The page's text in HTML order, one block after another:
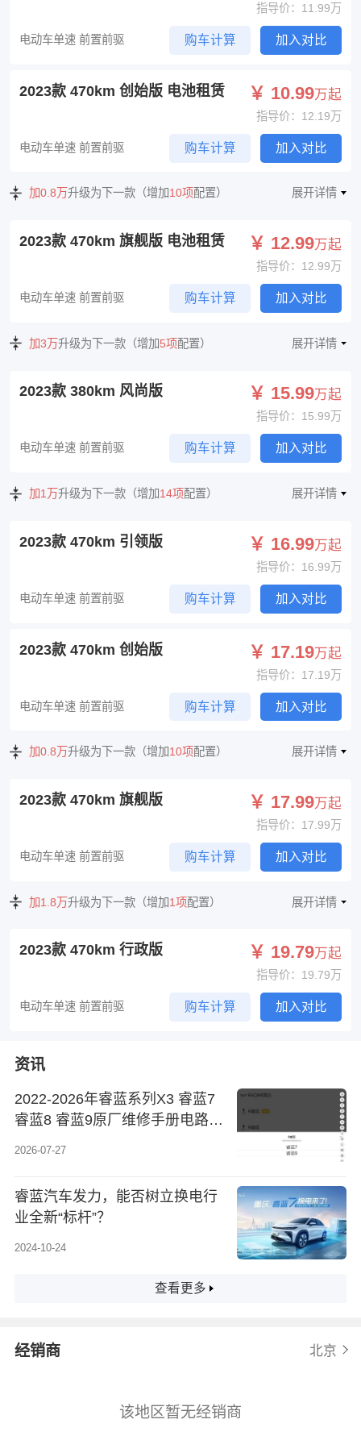
指导价：11.99万
电动车单速 前置前驱 购车计算 加入对比
2023款 470km 创始版 电池租赁 ￥ 10.99万起
指导价：12.19万
电动车单速 前置前驱 购车计算 加入对比
加0.8万升级为下一款（增加10项配置） 展开详情
2023款 470km 旗舰版 电池租赁 ￥ 12.99万起
指导价：12.99万
电动车单速 前置前驱 购车计算 加入对比
加3万升级为下一款（增加5项配置） 展开详情
2023款 380km 风尚版 ￥ 15.99万起
指导价：15.99万
电动车单速 前置前驱 购车计算 加入对比
加1万升级为下一款（增加14项配置） 展开详情
2023款 470km 引领版 ￥ 16.99万起
指导价：16.99万
电动车单速 前置前驱 购车计算 加入对比
2023款 470km 创始版 ￥ 17.19万起
指导价：17.19万
电动车单速 前置前驱 购车计算 加入对比
加0.8万升级为下一款（增加10项配置） 展开详情
2023款 470km 旗舰版 ￥ 17.99万起
指导价：17.99万
电动车单速 前置前驱 购车计算 加入对比
加1.8万升级为下一款（增加1项配置） 展开详情
2023款 470km 行政版 ￥ 19.79万起
指导价：19.79万
电动车单速 前置前驱 购车计算 加入对比
资讯
2022-2026年睿蓝系列X3 睿蓝7
睿蓝8 睿蓝9原厂维修手册电路图
图解
2026-07-27
睿蓝汽车发力，能否树立换电行
业全新“标杆”？
2024-10-24
查看更多
经销商 北京
该地区暂无经销商